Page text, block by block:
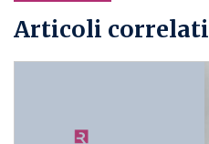
Articoli correlati